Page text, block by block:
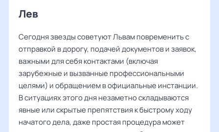
Лев
Сегодня звезды советуют Львам повременить с
отправкой в дорогу, подачей документов и заявок,
важными для себя контактами (включая
зарубежные и вызванные профессиональными
целями) и обращением в официальные инстанции.
В ситуациях этого дня незаметно складываются
явные или скрытые препятствия к быстрому ходу
начатого дела, даже простая процедура может